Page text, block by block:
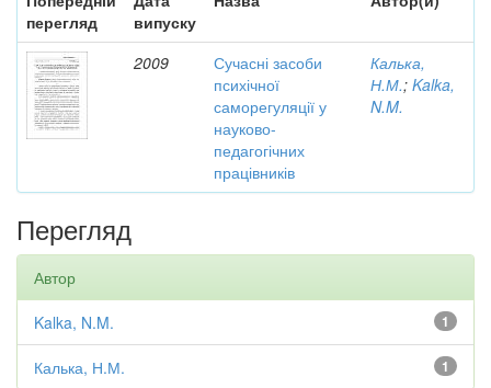
перегляд
випуску
2009
Сучасні засоби
психічної
саморегуляції у
науково-
педагогічних
працівників
Калька,
Н.М.; Kalka,
N.M.
Перегляд
Автор
1
Kalka, N.M.
1
Калька, Н.М.